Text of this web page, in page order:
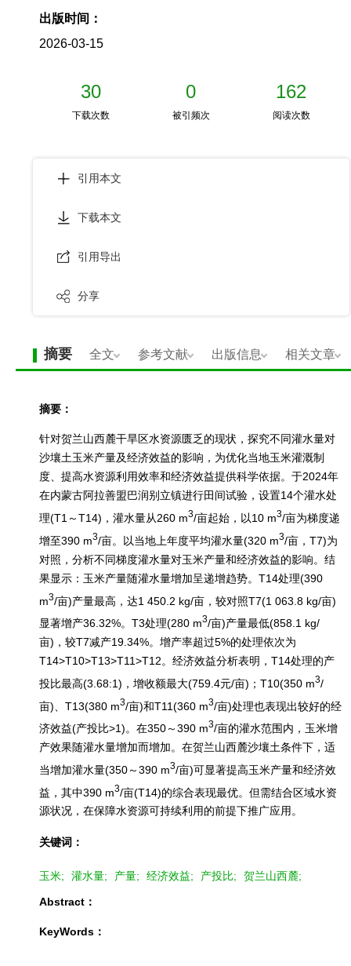
出版时间：
2026-03-15
30 0 162
下载次数 被引频次 阅读次数
引用本文
下载本文
引用导出
分享
摘要 全文 参考文献 出版信息 相关文章
摘要：
针对贺兰山西麓干旱区水资源匮乏的现状，探究不同灌水量对
沙壤土玉米产量及经济效益的影响，为优化当地玉米灌溉制
度、提高水资源利用效率和经济效益提供科学依据。于2024年
在内蒙古阿拉善盟巴润别立镇进行田间试验，设置14个灌水处
理(T1～T14)，灌水量从260 m3/亩起始，以10 m3/亩为梯度递
增至390 m3/亩。以当地上年度平均灌水量(320 m3/亩，T7)为
对照，分析不同梯度灌水量对玉米产量和经济效益的影响。结
果显示：玉米产量随灌水量增加呈递增趋势。T14处理(390
m3/亩)产量最高，达1 450.2 kg/亩，较对照T7(1 063.8 kg/亩)
显著增产36.32%。T3处理(280 m3/亩)产量最低(858.1 kg/
亩)，较T7减产19.34%。增产率超过5%的处理依次为
T14>T10>T13>T11>T12。经济效益分析表明，T14处理的产
投比最高(3.68:1)，增收额最大(759.4元/亩)；T10(350 m3/
亩)、T13(380 m3/亩)和T11(360 m3/亩)处理也表现出较好的经
济效益(产投比>1)。在350～390 m3/亩的灌水范围内，玉米增
产效果随灌水量增加而增加。在贺兰山西麓沙壤土条件下，适
当增加灌水量(350～390 m3/亩)可显著提高玉米产量和经济效
益，其中390 m3/亩(T14)的综合表现最优。但需结合区域水资
源状况，在保障水资源可持续利用的前提下推广应用。
关键词：
玉米; 灌水量; 产量; 经济效益; 产投比; 贺兰山西麓;
Abstract：
KeyWords：